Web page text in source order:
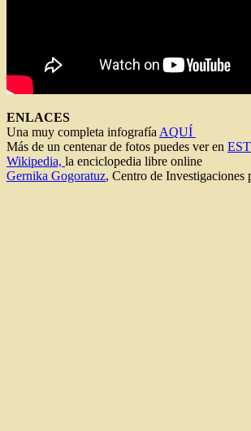
ENLACES
Una muy completa infografía AQUÍ
Más de un centenar de fotos puedes ver en
Wikipedia, la enciclopedia libre online
Gernika Gogoratuz, Centro de Investigaciones